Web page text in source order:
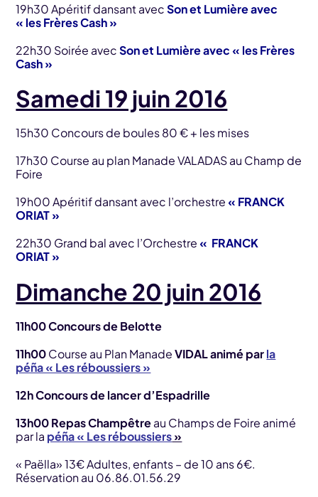
19h30 Apéritif dansant avecSon et Lumière avec
« les Frères Cash »
22h30 Soirée avecSon et Lumière avec « les Frères
Cash »
Samedi 19 juin 2016
15h30 Concours de boules 80 € + les mises
17h30 Course au plan Manade VALADAS au Champ de
Foire
19h00 Apéritif dansant avec l’orchestre« FRANCK
ORIAT »
22h30 Grand bal avec l’Orchestre« FRANCK
ORIAT »
Dimanche 20 juin 2016
11h00 Concours de Belotte
11h00Course au Plan ManadeVIDAL animé parla
péña « Les réboussiers »
12h Concours de lancer d’Espadrille
13h00 Repas Champêtreau Champs de Foire animé
par la péña « Les réboussiers»
« Paëlla» 13€ Adultes, enfants – de 10 ans 6€.
Réservation au 06.86.01.56.29